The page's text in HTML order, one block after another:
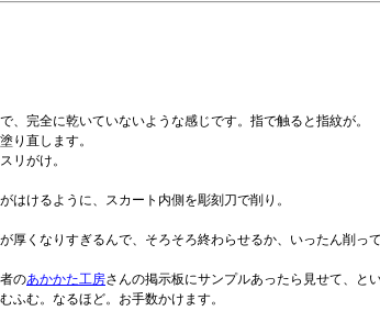
、完全に乾いていないような感じです。指で触ると指紋が。
り直します。
リがけ。
はけるように、スカート内側を彫刻刀で削り。
厚くなりすぎるんで、そろそろ終わらせるか、いったん削っ
のあかかた工房さんの掲示板にサンプルあったら見せて、と
ふむ。なるほど。お手数かけます。